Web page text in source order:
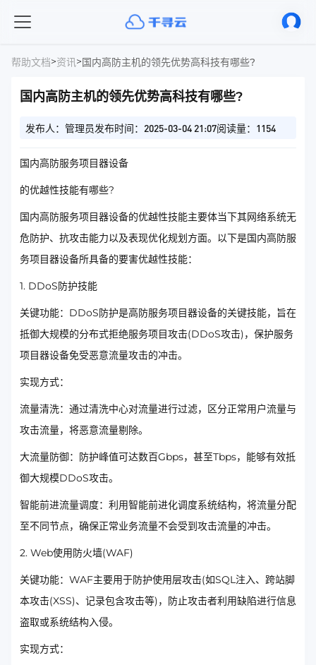
帮助文档>资讯>国内高防主机的领先优势高科技有哪些?
国内高防主机的领先优势高科技有哪些?
发布人：管理员发布时间：2025-03-04 21:07阅读量：1154
国内高防服务项目器设备
的优越性技能有哪些?
国内高防服务项目器设备的优越性技能主要体当下其网络系统无
危防护、抗攻击能力以及表现优化规划方面。以下是国内高防服
务项目器设备所具备的要害优越性技能：
1. DDoS防护技能
关键功能：DDoS防护是高防服务项目器设备的关键技能，旨在
抵御大规模的分布式拒绝服务项目攻击(DDoS攻击)，保护服务
项目器设备免受恶意流量攻击的冲击。
实现方式：
流量清洗：通过清洗中心对流量进行过滤，区分正常用户流量与
攻击流量，将恶意流量剔除。
大流量防御：防护峰值可达数百Gbps，甚至Tbps，能够有效抵
御大规模DDoS攻击。
智能前进流量调度：利用智能前进化调度系统结构，将流量分配
至不同节点，确保正常业务流量不会受到攻击流量的冲击。
2. Web使用防火墙(WAF)
关键功能：WAF主要用于防护使用层攻击(如SQL注入、跨站脚
本攻击(XSS)、记录包含攻击等)，防止攻击者利用缺陷进行信息
盗取或系统结构入侵。
实现方式：